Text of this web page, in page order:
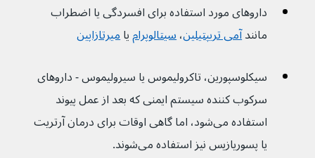
داروهای مورد استفاده برای افسردگی یا اضطراب
مانند آمی تریپتیلین، سیتالوپرامیا میرتازاپین
سیکلوسپورین، تاکرولیموس یا سیرولیموس - داروهای
سرکوب کننده سیستم ایمنی که بعد از عمل پیوند
استفاده می‌شود، اما گاهی اوقات برای درمان آرتریت
یا پسوریازیس نیز استفاده می‌شوند.